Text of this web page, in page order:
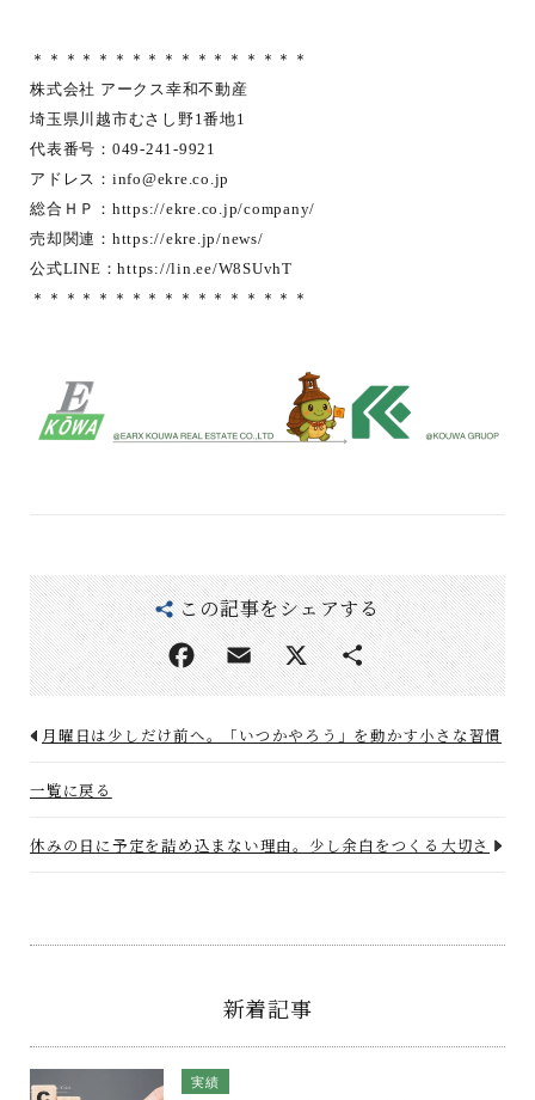
＊＊＊＊＊＊＊＊＊＊＊＊＊＊＊＊＊
株式会社 アークス幸和不動産
埼玉県川越市むさし野1番地1
代表番号：049-241-9921
アドレス： info@ekre.co.jp
総合ＨＰ： https://ekre.co.jp/company/
売却関連： https://ekre.jp/news/
公式LINE：https://lin.ee/W8SUvhT
＊＊＊＊＊＊＊＊＊＊＊＊＊＊＊＊＊
この記事をシェアする
月曜日は少しだけ前へ。「いつかやろう」を動かす小さな習慣
一覧に戻る
休みの日に予定を詰め込まない理由。少し余白をつくる大切さ
新着記事
実績